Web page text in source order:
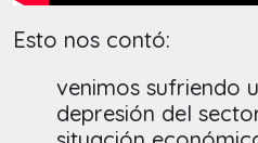
Esto nos contó:
venimos sufriendo
depresión del